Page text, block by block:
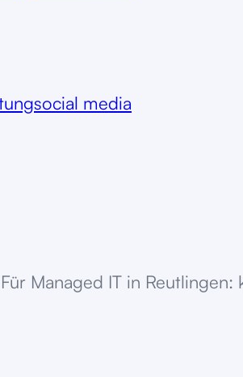
social media
Managed IT in Reutlingen: